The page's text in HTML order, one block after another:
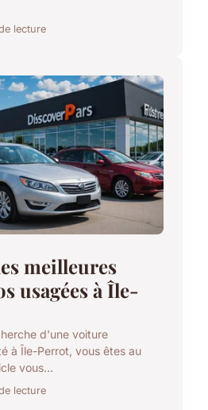
lecture
meilleures
usagées à Île-
d'une voiture
à Île-Perrot, vous êtes au
vous...
lecture